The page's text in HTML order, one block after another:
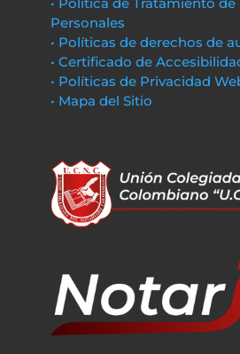
Personales
• Políticas de derechos de
• Certificado de
• Políticas de Privacidad
• Mapa del Sitio